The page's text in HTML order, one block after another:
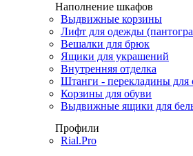
Наполнение шкафов
Выдвижные корзины
Лифт для одежды
Вешалки для брюк
Ящики для украшений
Внутренняя отделка
Штанги - перекладины для
Корзины для обуви
Выдвижные ящики для
Профили
Rial.Pro